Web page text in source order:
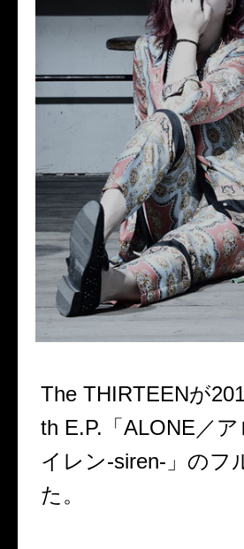
The THIRTEENが
th E.P.「ALONE／
イレン-siren-」のフ
た。